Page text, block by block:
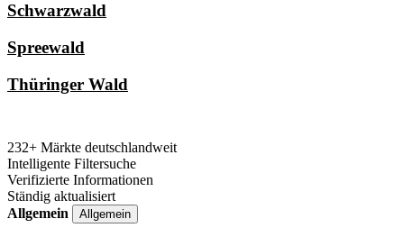
Schwarzwald
Spreewald
Thüringer Wald
232+ Märkte deutschlandweit
Intelligente Filtersuche
Verifizierte Informationen
Ständig aktualisiert
Allgemein
Allgemein